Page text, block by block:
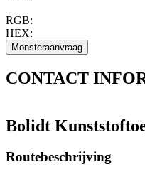
RGB:
HEX:
CONTACT
Bolidt
Routebeschrijving